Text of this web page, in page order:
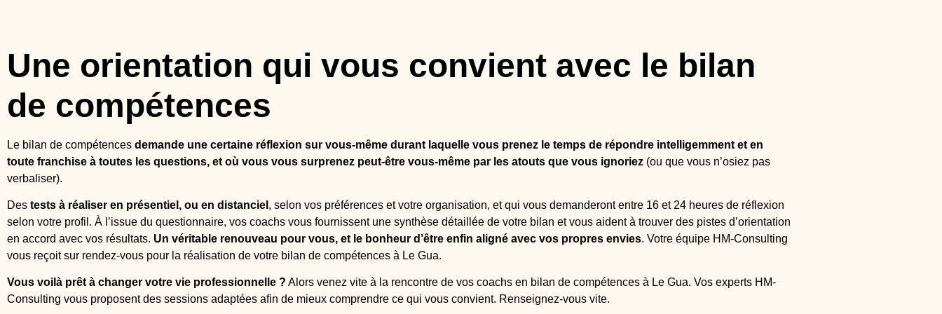
Une orientation qui vous convient avec le bilan
de compétences
Le bilan de compétences demande une certaine réflexion sur vous-même durant laquelle vous prenez le temps de répondre intelligemment et en
toute franchise à toutes les questions, et où vous vous surprenez peut-être vous-même par les atouts que vous ignoriez (ou que vous n’osiez pas
verbaliser).
Des tests à réaliser en présentiel, ou en distanciel , selon vos préférences et votre organisation, et qui vous demanderont entre 16 et 24 heures de réflexion
selon votre profil. À l’issue du questionnaire, vos coachs vous fournissent une synthèse détaillée de votre bilan et vous aident à trouver des pistes d’orientation
en accord avec vos résultats. Un véritable renouveau pour vous, et le bonheur d’être enfin aligné avec vos propres envies. Votre équipe HM-Consulting
vous reçoit sur rendez-vous pour la réalisation de votre bilan de compétences à Le Gua.
Vous voilà prêt à changer votre vie professionnelle ? Alors venez vite à la rencontre de vos coachs en bilan de compétences à Le Gua. Vos experts HM-
Consulting vous proposent des sessions adaptées afin de mieux comprendre ce qui vous convient. Renseignez-vous vite.